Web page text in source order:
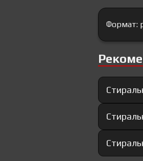
Формат: